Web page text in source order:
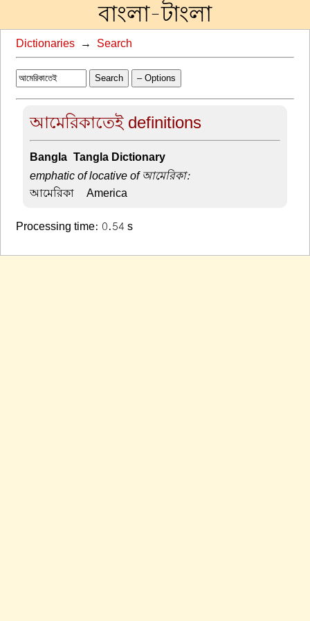
বাংলা-টাংলা
Dictionaries → Search
Search – Options
আমেরিকাতেই definitions
Bangla-Tangla Dictionary
emphatic of locative of আমেরিকা:
আমেরিকা –America
Processing time: 0.54 s